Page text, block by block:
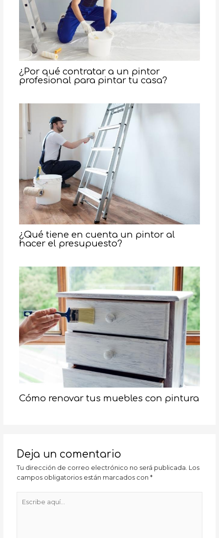
¿Por qué contratar a un pintor
profesional para pintar tu casa?
¿Qué tiene en cuenta un pintor al
hacer el presupuesto?
Cómo renovar tus muebles con pintura
Deja un comentario
Tu dirección de correo electrónico no será publicada. Los
campos obligatorios están marcados con*
aquí...